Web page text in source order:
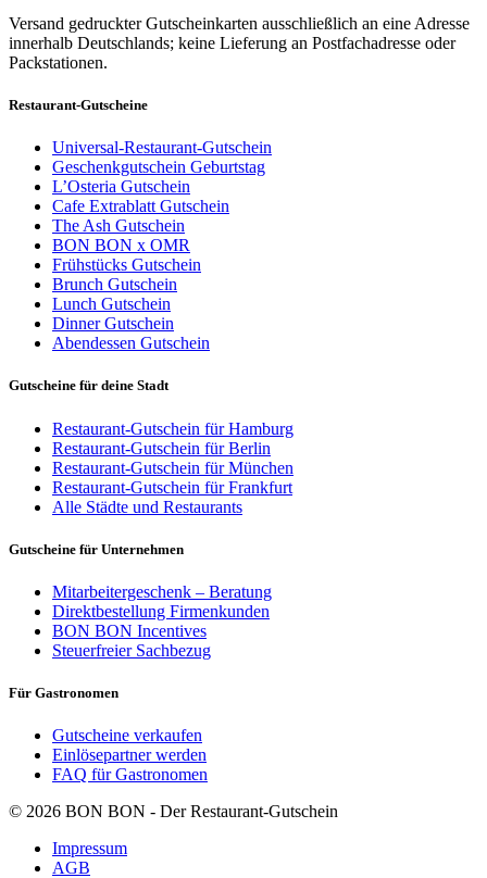
Versand gedruckter Gutscheinkarten ausschließlich an eine Adresse
innerhalb Deutschlands; keine Lieferung an Postfachadresse oder
Packstationen.
Restaurant-Gutscheine
Universal-Restaurant-Gutschein
Geschenkgutschein Geburtstag
L’Osteria Gutschein
Cafe Extrablatt Gutschein
The Ash Gutschein
BON BON x OMR
Frühstücks Gutschein
Brunch Gutschein
Lunch Gutschein
Dinner Gutschein
Abendessen Gutschein
Gutscheine für deine Stadt
Restaurant-Gutschein für Hamburg
Restaurant-Gutschein für Berlin
Restaurant-Gutschein für München
Restaurant-Gutschein für Frankfurt
Alle Städte und Restaurants
Gutscheine für Unternehmen
Mitarbeitergeschenk – Beratung
Direktbestellung Firmenkunden
BON BON Incentives
Steuerfreier Sachbezug
Für Gastronomen
Gutscheine verkaufen
Einlösepartner werden
FAQ für Gastronomen
© 2026 BON BON - Der Restaurant-Gutschein
Impressum
AGB